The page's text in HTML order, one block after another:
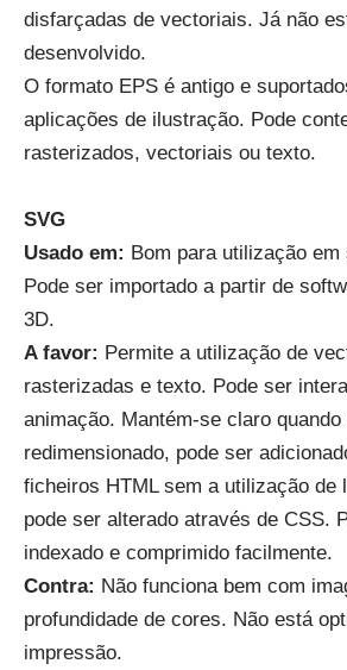
disfarçadas de vectoriais. Já não
desenvolvido.
O formato EPS é antigo e
aplicações de ilustração. Pode
rasterizados, vectoriais ou texto.
SVG
Usado em: Bom para utilização
Pode ser importado a partir de
3D.
A favor: Permite a utilização de
rasterizadas e texto. Pode ser
animação. Mantém-se claro quando
redimensionado, pode ser
ficheiros HTML sem a utilização de
pode ser alterado através de CSS.
indexado e comprimido facilmente.
Contra: Não funciona bem com
profundidade de cores. Não está
impressão.